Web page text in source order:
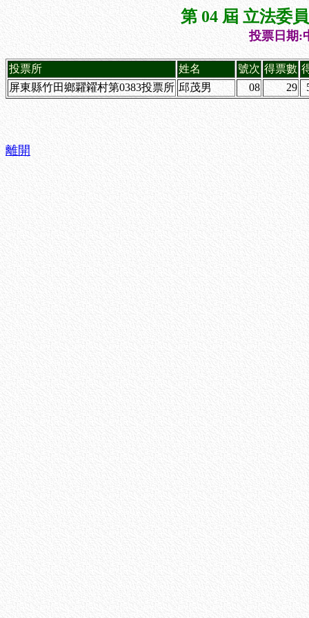
第 04 屆 立法委
投票日期:
投票所 姓名 號次 得票數
屏東縣竹田鄉糶糴村第0383投票所 邱茂男 08 29
離開